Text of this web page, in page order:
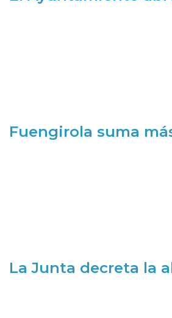
Fuengirola suma
La Junta decreta la